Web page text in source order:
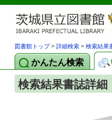
図書館トップ> 詳細検索 > 検索結果
かんたん検索
検索結果書誌詳細